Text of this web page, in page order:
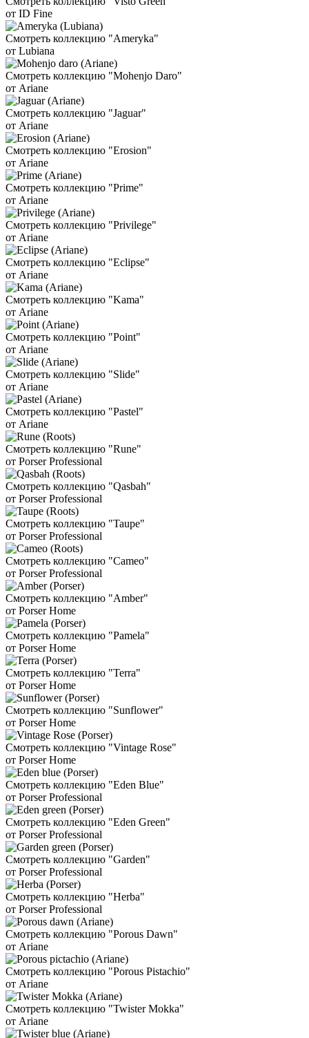
от ID Fine
Смотреть коллекцию "Ameryka"
от Lubiana
Смотреть коллекцию "Mohenjo Daro"
от Ariane
Смотреть коллекцию "Jaguar"
от Ariane
Смотреть коллекцию "Erosion"
от Ariane
Смотреть коллекцию "Prime"
от Ariane
Смотреть коллекцию "Privilege"
от Ariane
Смотреть коллекцию "Eclipse"
от Ariane
Смотреть коллекцию "Kama"
от Ariane
Смотреть коллекцию "Point"
от Ariane
Смотреть коллекцию "Slide"
от Ariane
Смотреть коллекцию "Pastel"
от Ariane
Смотреть коллекцию "Rune"
от Porser Professional
Смотреть коллекцию "Qasbah"
от Porser Professional
Смотреть коллекцию "Taupe"
от Porser Professional
Смотреть коллекцию "Cameo"
от Porser Professional
Смотреть коллекцию "Amber"
от Porser Home
Смотреть коллекцию "Pamela"
от Porser Home
Смотреть коллекцию "Terra"
от Porser Home
Смотреть коллекцию "Sunflower"
от Porser Home
Смотреть коллекцию "Vintage Rose"
от Porser Home
Смотреть коллекцию "Eden Blue"
от Porser Professional
Смотреть коллекцию "Eden Green"
от Porser Professional
Смотреть коллекцию "Garden"
от Porser Professional
Смотреть коллекцию "Herba"
от Porser Professional
Смотреть коллекцию "Porous Dawn"
от Ariane
Смотреть коллекцию "Porous Pistachio"
от Ariane
Смотреть коллекцию "Twister Mokka"
от Ariane